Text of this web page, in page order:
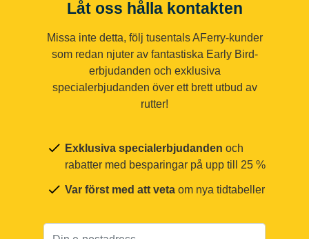
Låt oss hålla kontakten
Missa inte detta, följ tusentals AFerry-kunder
som redan njuter av fantastiska Early Bird-
erbjudanden och exklusiva
specialerbjudanden över ett brett utbud av
rutter!
Exklusiva specialerbjudanden och
rabatter med besparingar på upp till 25 %
Var först med att veta om nya tidtabeller